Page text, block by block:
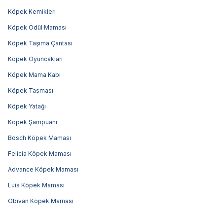
Köpek Kemikleri
Köpek Ödül Maması
Köpek Taşıma Çantası
Köpek Oyuncakları
Köpek Mama Kabı
Köpek Tasması
Köpek Yatağı
Köpek Şampuanı
Bosch Köpek Maması
Felicia Köpek Maması
Advance Köpek Maması
Luis Köpek Maması
Obivan Köpek Maması